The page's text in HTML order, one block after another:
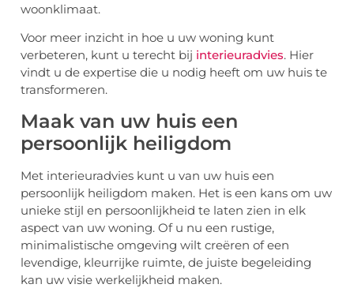
woonklimaat.
Voor meer inzicht in hoe u uw woning kunt
verbeteren, kunt u terecht bij interieuradvies. Hier
vindt u de expertise die u nodig heeft om uw huis te
transformeren.
Maak van uw huis een
persoonlijk heiligdom
Met interieuradvies kunt u van uw huis een
persoonlijk heiligdom maken. Het is een kans om uw
unieke stijl en persoonlijkheid te laten zien in elk
aspect van uw woning. Of u nu een rustige,
minimalistische omgeving wilt creëren of een
levendige, kleurrijke ruimte, de juiste begeleiding
kan uw visie werkelijkheid maken.